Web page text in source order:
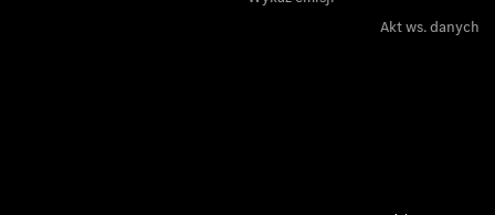
Akt ws. danych